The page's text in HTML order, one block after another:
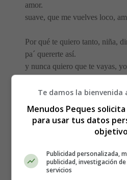
amor.
suave, que me vuelves loco,
Por qué te quiero tanto, niña,
pa´ quererte así.
y nunca quiero que te vayas,
Tú, solo tú, que llegas a mi
Para ti puede que yo no sea
mí
Suave, que me estás matando,
corazón
Te damos la bienvenida
Menudos Peques
para usar tus datos
Publicidad personalizada,
publicidad, investigación
servicios